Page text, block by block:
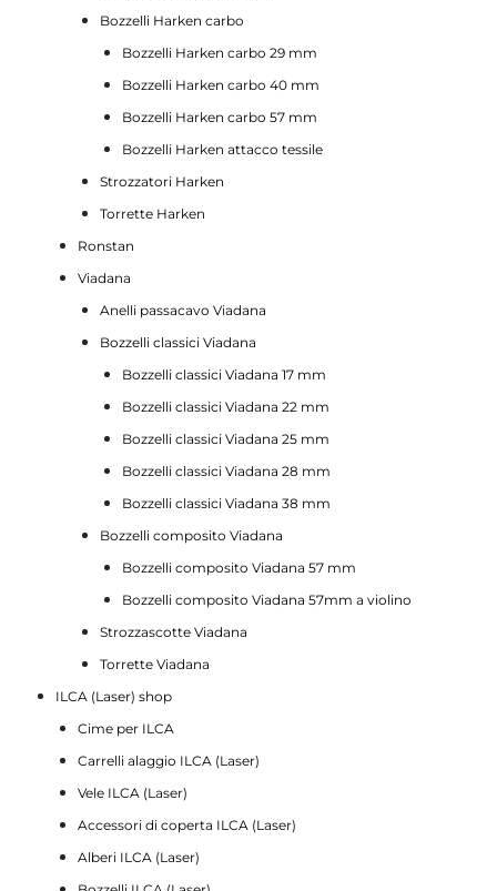
Bozzelli Harken carbo
Bozzelli Harken carbo 29 mm
Bozzelli Harken carbo 40 mm
Bozzelli Harken carbo 57 mm
Bozzelli Harken attacco tessile
Strozzatori Harken
Torrette Harken
Ronstan
Viadana
Anelli passacavo Viadana
Bozzelli classici Viadana
Bozzelli classici Viadana 17 mm
Bozzelli classici Viadana 22 mm
Bozzelli classici Viadana 25 mm
Bozzelli classici Viadana 28 mm
Bozzelli classici Viadana 38 mm
Bozzelli composito Viadana
Bozzelli composito Viadana 57 mm
Bozzelli composito Viadana 57mm a violino
Strozzascotte Viadana
Torrette Viadana
ILCA (Laser) shop
Cime per ILCA
Carrelli alaggio ILCA (Laser)
Vele ILCA (Laser)
Accessori di coperta ILCA (Laser)
Alberi ILCA (Laser)